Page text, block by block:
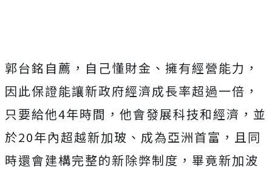
郭台銘自薦，自己懂財金、擁有經營能力，
因此保證能讓新政府經濟成長率超過一倍，
只要給他4年時間，他會發展科技和經濟，並
於20年內超越新加玻、成為亞洲首富，且同
時還會建構完整的新除弊制度，畢竟新加波